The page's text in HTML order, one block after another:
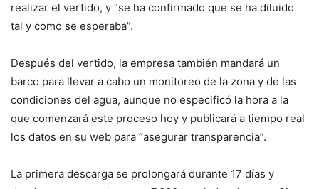
realizar el vertido, y “se ha confirmado que se ha diluido
tal y como se esperaba”.
Después del vertido, la empresa también mandará un
barco para llevar a cabo un monitoreo de la zona y de las
condiciones del agua, aunque no especificó la hora a la
que comenzará este proceso hoy y publicará a tiempo real
los datos en su web para “asegurar transparencia”.
La primera descarga se prolongará durante 17 días y